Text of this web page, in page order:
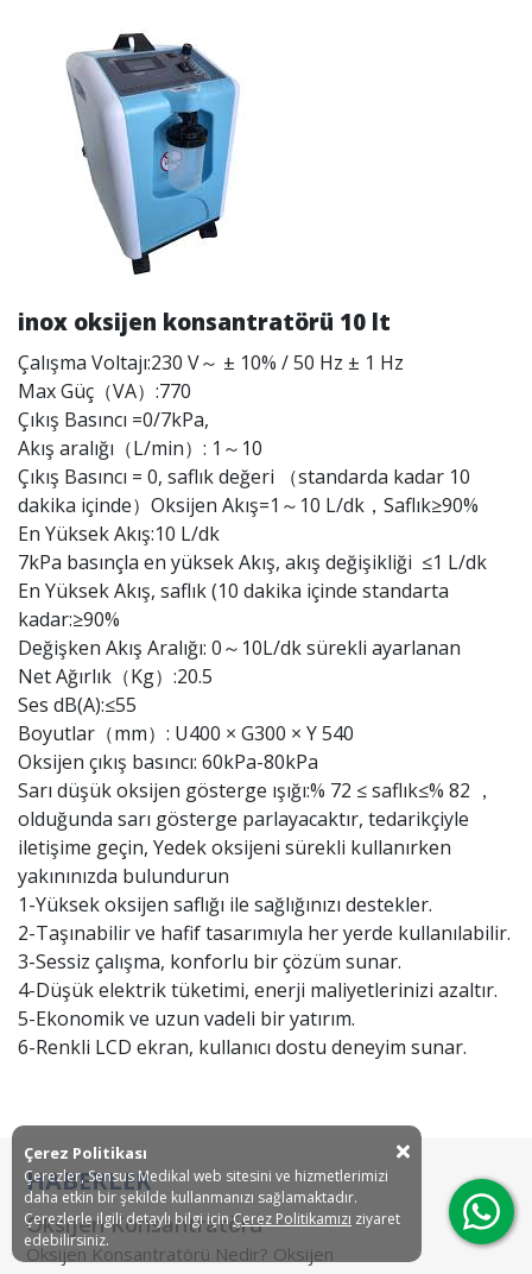
inox oksijen konsantratörü 10 lt
Çalışma Voltajı:230 V～ ± 10% / 50 Hz ± 1 Hz
Max Güç（VA）:770
Çıkış Basıncı =0/7kPa,
Akış aralığı（L/min）: 1～10
Çıkış Basıncı = 0, saflık değeri （standarda kadar 10
dakika içinde）Oksijen Akış=1～10 L/dk，Saflık≥90%
En Yüksek Akış:10 L/dk
7kPa basınçla en yüksek Akış, akış değişikliği ≤1 L/dk
En Yüksek Akış, saflık (10 dakika içinde standarta
kadar:≥90%
Değişken Akış Aralığı: 0～10L/dk sürekli ayarlanan
Net Ağırlık（Kg）:20.5
Ses dB(A):≤55
Boyutlar（mm）: U400 × G300 × Y 540
Oksijen çıkış basıncı: 60kPa-80kPa
Sarı düşük oksijen gösterge ışığı:% 72 ≤ saflık≤% 82 ，
olduğunda sarı gösterge parlayacaktır, tedarikçiyle
iletişime geçin, Yedek oksijeni sürekli kullanırken
yakınınızda bulundurun
1-Yüksek oksijen saflığı ile sağlığınızı destekler.
2-Taşınabilir ve hafif tasarımıyla her yerde kullanılabilir.
3-Sessiz çalışma, konforlu bir çözüm sunar.
4-Düşük elektrik tüketimi, enerji maliyetlerinizi azaltır.
5-Ekonomik ve uzun vadeli bir yatırım.
6-Renkli LCD ekran, kullanıcı dostu deneyim sunar.
HABERLER
Oksijen Konsantratörü
Oksijen Konsantratörü Nedir? Oksijen
Çerez Politikası
Çerezler, Sensus Medikal web sitesini ve hizmetlerimizi
daha etkin bir şekilde kullanmanızı sağlamaktadır.
Çerezlerle ilgili detaylı bilgi içinÇerez Politikamızı ziyaret
edebilirsiniz.